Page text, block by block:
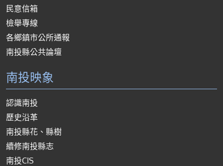
民意信箱
檢舉專線
各鄉鎮市公所通報
南投縣公共論壇
南投映象
認識南投
歷史沿革
南投縣花、縣樹
續修南投縣志
南投CIS